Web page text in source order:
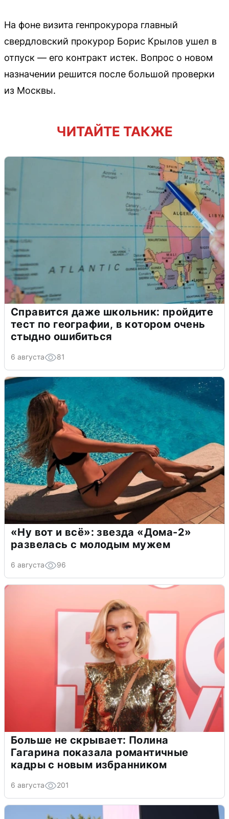
На фоне визита генпрокурора главный
свердловский прокурор Борис Крылов ушел в
отпуск — его контракт истек. Вопрос о новом
назначении решится после большой проверки
из Москвы.
ЧИТАЙТЕ ТАКЖЕ
Справится даже школьник: пройдите
тест по географии, в котором очень
стыдно ошибиться
6 августа 81
«Ну вот и всё»: звезда «Дома-2»
развелась с молодым мужем
6 августа 96
Больше не скрывает: Полина
Гагарина показала романтичные
кадры с новым избранником
6 августа 201